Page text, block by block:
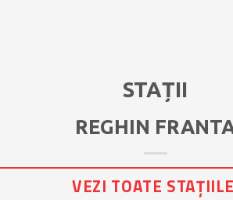
STAȚII
REGHIN
VEZI TOATE